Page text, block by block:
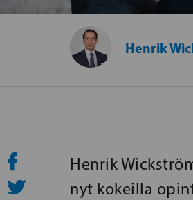
Henrik
Henrik
nyt kokeilla